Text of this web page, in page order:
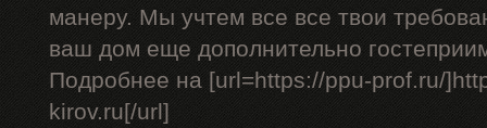
манеру. Мы учтем все все твои
ваш дом еще дополнительно
Подробнее на [url=https://ppu-prof.ru/
kirov.ru[/url]